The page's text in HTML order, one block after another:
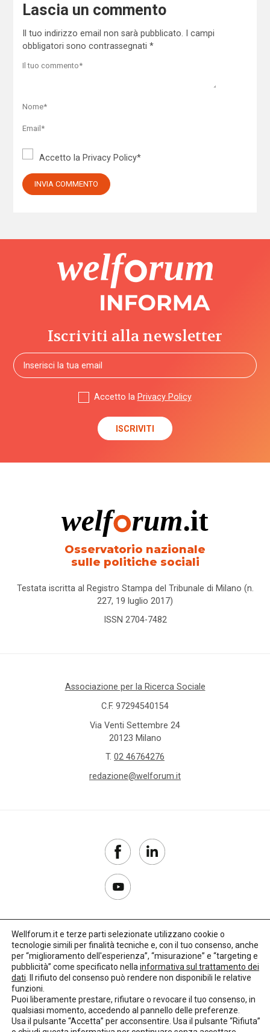
Lascia un commento
Il tuo indirizzo email non sarà pubblicato.
I campi
obbligatori sono contrassegnati *
Accetto la Privacy Policy*
Iscriviti alla newsletter
Accetto la Privacy Policy
Osservatorio nazionale
sulle politiche sociali
Testata iscritta al Registro Stampa del Tribunale di Milano (n.
227, 19 luglio 2017)
ISSN 2704-7482
Associazione per la Ricerca Sociale
C.F. 97294540154
Via Venti Settembre 24
20123 Milano
T. 02 46764276
redazione@welforum.it
Copyright 2017–2026
Privacy Policy
Credits: LO Studio
Wellforum.it e terze parti selezionate utilizzano cookie o
tecnologie simili per finalità tecniche e, con il tuo consenso, anche
per “miglioramento dell'esperienza”, “misurazione” e “targeting e
pubblicità” come specificato nella informativa sul trattamento dei
dati . Il rifiuto del consenso può rendere non disponibili le relative
funzioni.
Puoi liberamente prestare, rifiutare o revocare il tuo consenso, in
qualsiasi momento, accedendo al pannello delle preferenze.
Usa il pulsante “Accetta” per acconsentire. Usa il pulsante “Rifiuta”